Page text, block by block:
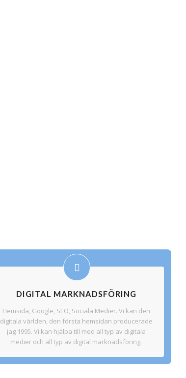
DIGITAL MARKNADSFÖRING
Hemsida, Google, SEO, Sociala Medier. Vi kan den
digitala världen, den första hemsidan producerade
jag 1995. Vi kan hjälpa till med all typ av digitala
medier och all typ av digital marknadsföring.